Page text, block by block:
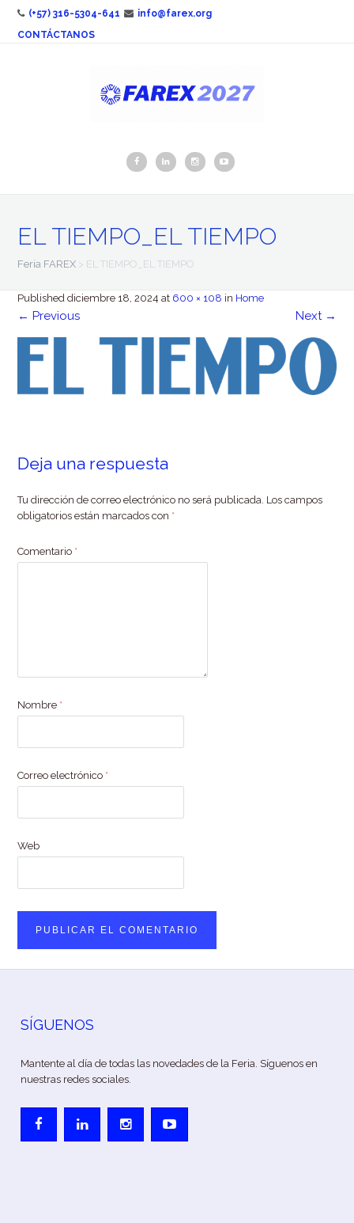
(+57) 316-5304-641
info@farex.org
CONTÁCTANOS
EL TIEMPO_EL TIEMPO
Feria FAREX > EL TIEMPO_EL TIEMPO
Publisheddiciembre 18, 2024 at 600 × 108 in Home
← Previous Next →
Deja una respuesta
Tu dirección de correo electrónico no será publicada. Los campos
obligatorios están marcados con *
Comentario *
Nombre *
Correo electrónico *
Web
SÍGUENOS
Mantente al día de todas las novedades de la Feria. Síguenos en
nuestras redes sociales.